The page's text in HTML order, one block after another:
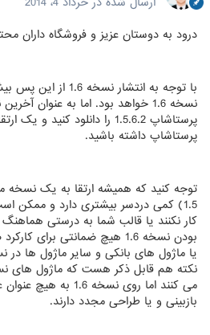
درود به دوستان عزیز و فروشگاه داران
با توجه به انتشار نسخه
پرستاشاپ 1.5.6.2 را دانلود
پرستاشاپ داشته باشید.
1.5) کمی دردسر بیشتری دارد و ممکن
کار نکنند یا قالب شما به درستی
می کنند اما روی نسخه
بازبینی و یا طراحی مجدد دارند.